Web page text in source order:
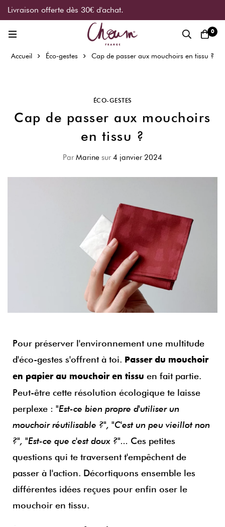
Livraison offerte dès 30€ d'achat.
0
Accueil Éco-gestes Cap de passer aux mouchoirs en tissu ?
ÉCO-GESTES
Cap de passer aux mouchoirs
en tissu ?
Par Marine sur 4 janvier 2024
Pour préserver l'environnement une multitude
d'éco-gestes s'offrent à toi. Passer du mouchoir
en papier au mouchoir en tissu en fait partie.
Peut-être cette résolution écologique te laisse
perplexe : "Est-ce bien propre d'utiliser un
mouchoir réutilisable ?", "C'est un peu vieillot non
?", "Est-ce que c'est doux ?"... Ces petites
questions qui te traversent t'empêchent de
passer à l'action. Décortiquons ensemble les
différentes idées reçues pour enfin oser le
mouchoir en tissu.